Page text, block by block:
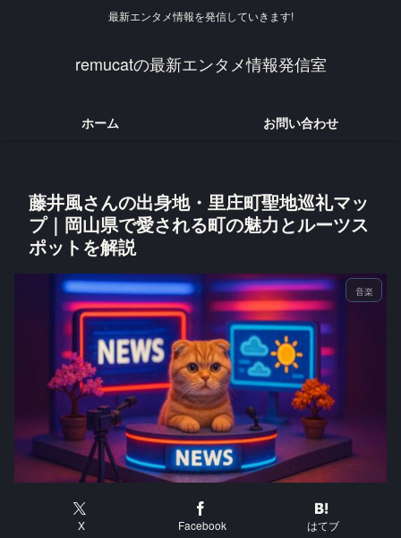
最新エンタメ情報を発信していきます!
remucatの最新エンタメ情報発信室
ホーム お問い合わせ
藤井風さんの出身地・里庄町聖地巡礼マッ
プ｜岡山県で愛される町の魅力とルーツス
ポットを解説
音楽
X Facebook はてブ